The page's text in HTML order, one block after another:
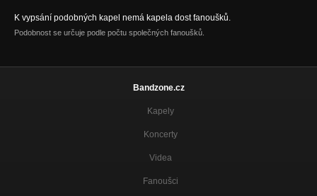
K vypsání podobných kapel nemá kapela dost fanoušků.
Podobnost se určuje podle počtu společných fanoušků.
Bandzone.cz
Kapely
Koncerty
Videa
Fanoušci